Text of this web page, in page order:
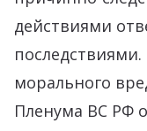
действиями
морального
Пленума ВС РФ